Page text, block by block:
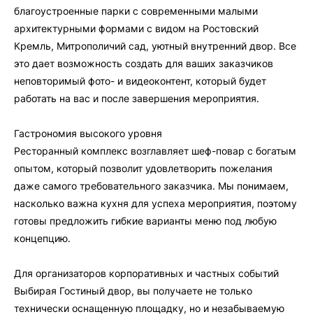
благоустроенные парки с современными малыми
архитектурными формами с видом на Ростовский
Кремль, Митрополичий сад, уютный внутренний двор. Все
это дает возможность создать для ваших заказчиков
неповторимый фото- и видеоконтент, который будет
работать на вас и после завершения мероприятия.
Гастрономия высокого уровня
Ресторанный комплекс возглавляет шеф-повар с богатым
опытом, который позволит удовлетворить пожелания
даже самого требовательного заказчика. Мы понимаем,
насколько важна кухня для успеха мероприятия, поэтому
готовы предложить гибкие варианты меню под любую
концепцию.
Для организаторов корпоративных и частных событий
Выбирая Гостиный двор, вы получаете не только
технически оснащенную площадку, но и незабываемую